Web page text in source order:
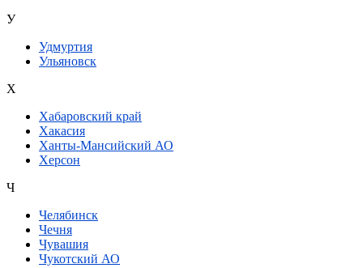
У
Удмуртия
Ульяновск
Х
Хабаровский край
Хакасия
Ханты-Мансийский АО
Херсон
Ч
Челябинск
Чечня
Чувашия
Чукотский АО